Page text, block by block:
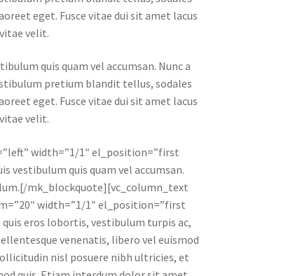
eget. Fusce vitae dui sit amet lacus
velit.
quis quam vel accumsan. Nunc a
pretium blandit tellus, sodales
eget. Fusce vitae dui sit amet lacus
velit.
width=”1/1″ el_position=”first
vestibulum quis quam vel accumsan.
mk_blockquote][vc_column_text
width=”1/1″ el_position=”first
eros lobortis, vestibulum turpis ac,
venenatis, libero vel euismod
nisl posuere nibh ultricies, et